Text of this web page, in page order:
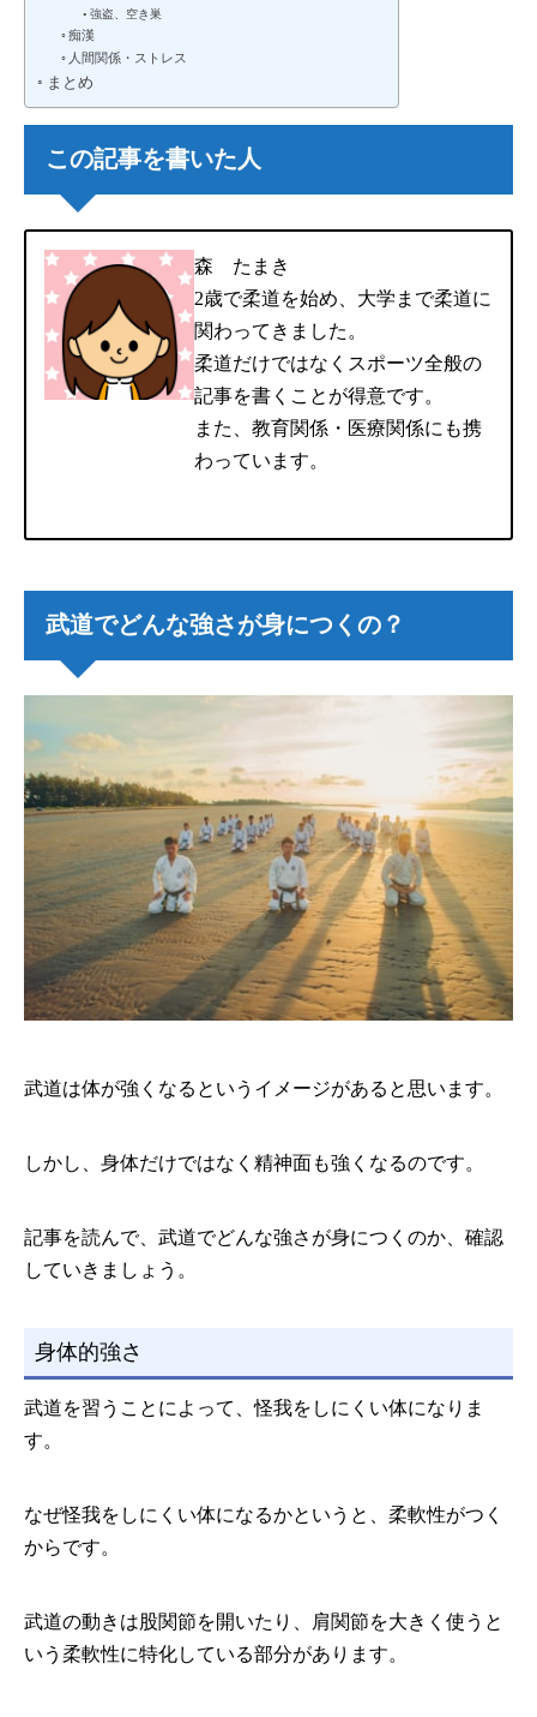
強盗、空き巣
痴漢
人間関係・ストレス
まとめ
この記事を書いた人
森 たまき
2歳で柔道を始め、大学まで柔道に
関わってきました。
柔道だけではなくスポーツ全般の
記事を書くことが得意です。
また、教育関係・医療関係にも携
わっています。
武道でどんな強さが身につくの？
武道は体が強くなるというイメージがあると思います。
しかし、身体だけではなく精神面も強くなるのです。
記事を読んで、武道でどんな強さが身につくのか、確認
していきましょう。
身体的強さ
武道を習うことによって、怪我をしにくい体になりま
す。
なぜ怪我をしにくい体になるかというと、柔軟性がつく
からです。
武道の動きは股関節を開いたり、肩関節を大きく使うと
いう柔軟性に特化している部分があります。